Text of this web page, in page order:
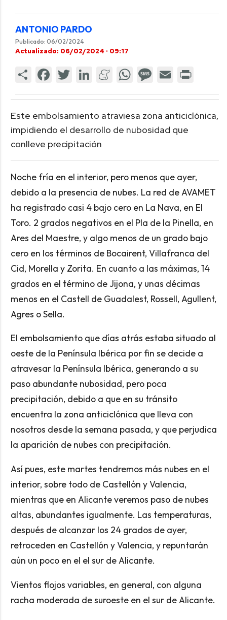
ANTONIO PARDO
Publicado: 06/02/2024
Actualizado: 06/02/2024 · 09:17
Este embolsamiento atraviesa zona anticiclónica,
impidiendo el desarrollo de nubosidad que
conlleve precipitación
Noche fría en el interior, pero menos que ayer,
debido a la presencia de nubes. La red de AVAMET
ha registrado casi 4 bajo cero en La Nava, en El
Toro. 2 grados negativos en el Pla de la Pinella, en
Ares del Maestre, y algo menos de un grado bajo
cero en los términos de Bocairent, Villafranca del
Cid, Morella y Zorita. En cuanto a las máximas, 14
grados en el término de Jijona, y unas décimas
menos en el Castell de Guadalest, Rossell, Agullent,
Agres o Sella.
El embolsamiento que días atrás estaba situado al
oeste de la Península Ibérica por fin se decide a
atravesar la Península Ibérica, generando a su
paso abundante nubosidad, pero poca
precipitación, debido a que en su tránsito
encuentra la zona anticiclónica que lleva con
nosotros desde la semana pasada, y que perjudica
la aparición de nubes con precipitación.
Así pues, este martes tendremos más nubes en el
interior, sobre todo de Castellón y Valencia,
mientras que en Alicante veremos paso de nubes
altas, abundantes igualmente. Las temperaturas,
después de alcanzar los 24 grados de ayer,
retroceden en Castellón y Valencia, y repuntarán
aún un poco en el el sur de Alicante.
Vientos flojos variables, en general, con alguna
racha moderada de suroeste en el sur de Alicante.